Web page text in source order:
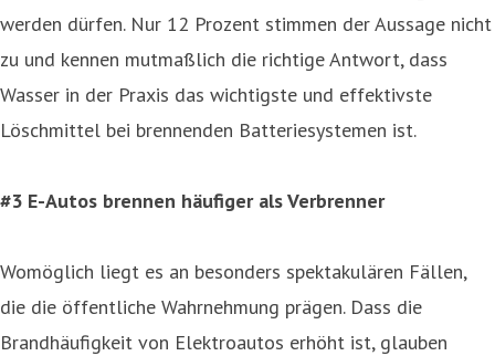
werden dürfen. Nur 12 Prozent stimmen der Aussage nicht
zu und kennen mutmaßlich die richtige Antwort, dass
Wasser in der Praxis das wichtigste und effektivste
Löschmittel bei brennenden Batteriesystemen ist.
#3 E-Autos brennen häufiger als Verbrenner
Womöglich liegt es an besonders spektakulären Fällen,
die die öffentliche Wahrnehmung prägen. Dass die
Brandhäufigkeit von Elektroautos erhöht ist, glauben